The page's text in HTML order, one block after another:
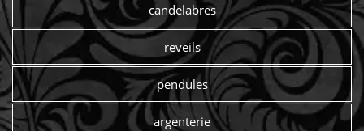
candelabres
reveils
pendules
argenterie